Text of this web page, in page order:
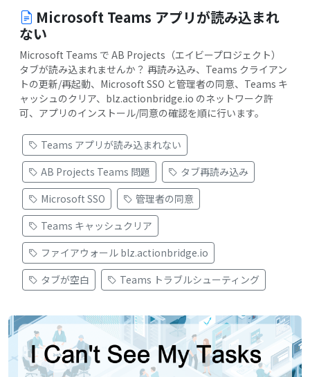
Microsoft Teams アプリが読み込まれ
ない
Microsoft Teams で AB Projects（エイビープロジェクト）
タブが読み込まれませんか？ 再読み込み、Teams クライアン
トの更新/再起動、Microsoft SSO と管理者の同意、Teams キ
ャッシュのクリア、blz.actionbridge.io のネットワーク許
可、アプリのインストール/同意の確認を順に行います。
Teams アプリが読み込まれない
AB Projects Teams 問題
タブ再読み込み
Microsoft SSO
管理者の同意
Teams キャッシュクリア
ファイアウォール blz.actionbridge.io
タブが空白
Teams トラブルシューティング